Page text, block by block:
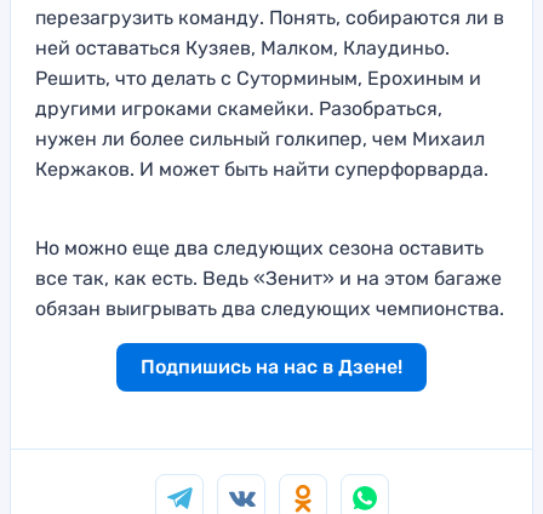
перезагрузить команду. Понять, собираются ли в
ней оставаться Кузяев, Малком, Клаудиньо.
Решить, что делать с Суторминым, Ерохиным и
другими игроками скамейки. Разобраться,
нужен ли более сильный голкипер, чем Михаил
Кержаков. И может быть найти суперфорварда.
Но можно еще два следующих сезона оставить
все так, как есть. Ведь «Зенит» и на этом багаже
обязан выигрывать два следующих чемпионства.
Подпишись на нас в Дзене!